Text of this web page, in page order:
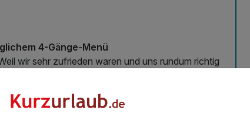
4-Gänge-Menü
wir sehr zufrieden waren und uns rundum richtig
hat es super gefallen.